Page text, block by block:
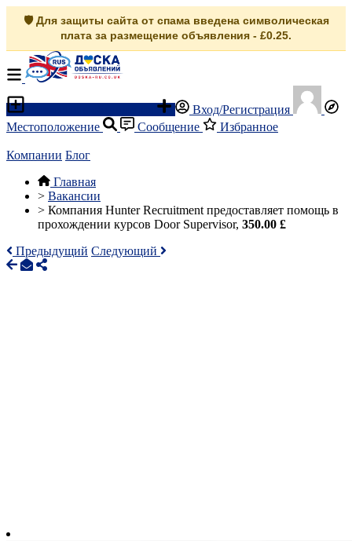
🛡️ Для защиты сайта от спама введена символическая
плата за размещение объявления - £0.25.
Вход/Регистрация
Местоположение
Сообщение Избранное
Компании Блог
Главная
> Вакансии
> Компания Hunter Recruitment предоставляет помощь в
прохождении курсов Door Supervisor, 350.00 £
Предыдущий Следующий